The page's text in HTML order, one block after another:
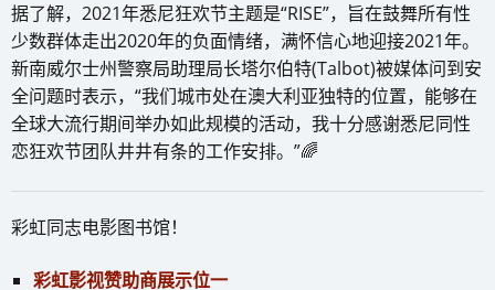
据了解，2021年悉尼狂欢节主题是“RISE”，旨在鼓舞所有性
少数群体走出2020年的负面情绪，满怀信心地迎接2021年。
新南威尔士州警察局助理局长塔尔伯特(Talbot)被媒体问到安
全问题时表示，“我们城市处在澳大利亚独特的位置，能够在
全球大流行期间举办如此规模的活动，我十分感谢悉尼同性
恋狂欢节团队井井有条的工作安排。”🌈
彩虹同志电影图书馆！
彩虹影视赞助商展示位一